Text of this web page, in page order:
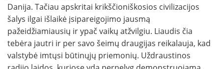
Danija. Tačiau apskritai krikščioniškosios civilizacijos
šalys ilgai išlaikė įsipareigojimo jausmą
pažeidžiamiausių ir ypač vaikų atžvilgiu. Liaudis čia
tebėra jautri ir per savo šeimų draugijas reikalauja, kad
valstybė imtųsi būtinųjų priemonių. Uždraustinos